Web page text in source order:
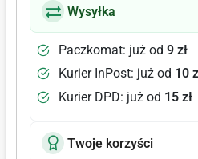
Wysyłka
Paczkomat: już od 9 zł
Kurier InPost: już od 10
Kurier DPD: już od 15 zł
Twoje korzyści